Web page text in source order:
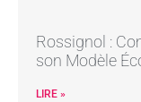
Rossignol :
son Modèle
LIRE »